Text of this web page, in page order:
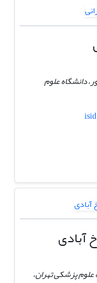
دانشگاه علوم
آبادی
پزشکی تهران،